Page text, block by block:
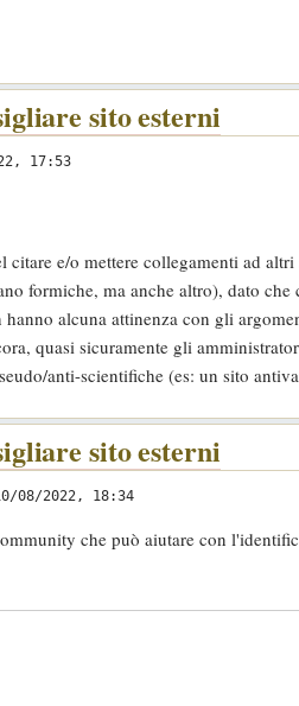
sito esterni
17:53
citare e/o mettere collegamenti ad
formiche, ma anche altro), dato
alcuna attinenza con gli
quasi sicuramente gli
anti-scientifiche (es: un sito
sito esterni
08/2022, 18:34
che può aiutare con